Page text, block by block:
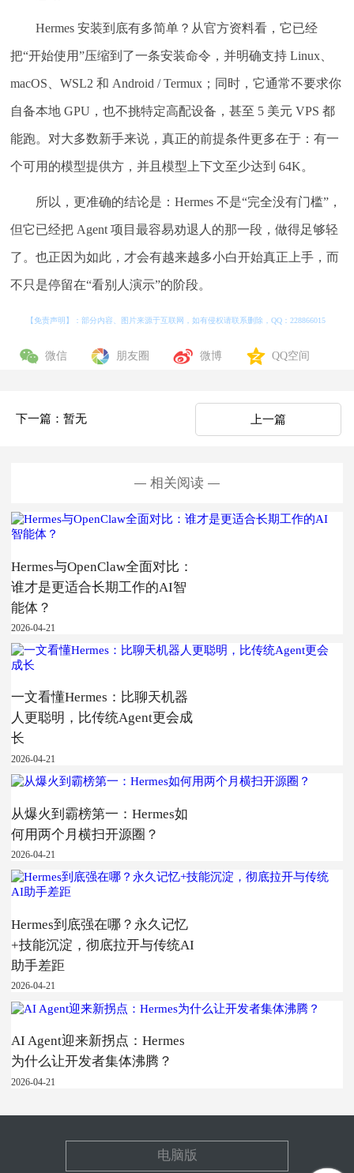
Hermes 安装到底有多简单？从官方资料看，它已经
把“开始使用”压缩到了一条安装命令，并明确支持 Linux、
macOS、WSL2 和 Android / Termux；同时，它通常不要求你
自备本地 GPU，也不挑特定高配设备，甚至 5 美元 VPS 都
能跑。对大多数新手来说，真正的前提条件更多在于：有一
个可用的模型提供方，并且模型上下文至少达到 64K。
所以，更准确的结论是：Hermes 不是“完全没有门槛”，
但它已经把 Agent 项目最容易劝退人的那一段，做得足够轻
了。也正因为如此，才会有越来越多小白开始真正上手，而
不只是停留在“看别人演示”的阶段。
【免责声明】：部分内容、图片来源于互联网，如有侵权请联系删除，QQ：228866015
微信 朋友圈 微博 QQ空间
下一篇：暂无 上一篇
相关阅读
Hermes与OpenClaw全面对比：
谁才是更适合长期工作的AI智
能体？
2026-04-21
一文看懂Hermes：比聊天机器
人更聪明，比传统Agent更会成
长
2026-04-21
从爆火到霸榜第一：Hermes如
何用两个月横扫开源圈？
2026-04-21
Hermes到底强在哪？永久记忆
+技能沉淀，彻底拉开与传统AI
助手差距
2026-04-21
AI Agent迎来新拐点：Hermes
为什么让开发者集体沸腾？
2026-04-21
电脑版